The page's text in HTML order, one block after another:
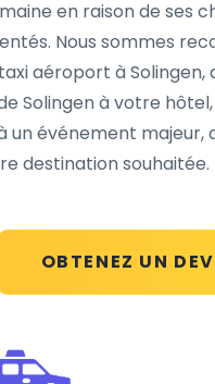
OBTENEZ UN
en raison de ses
Nous sommes
aéroport à Solingen,
Solingen à votre hôtel,
un événement majeur,
destination souhaitée.